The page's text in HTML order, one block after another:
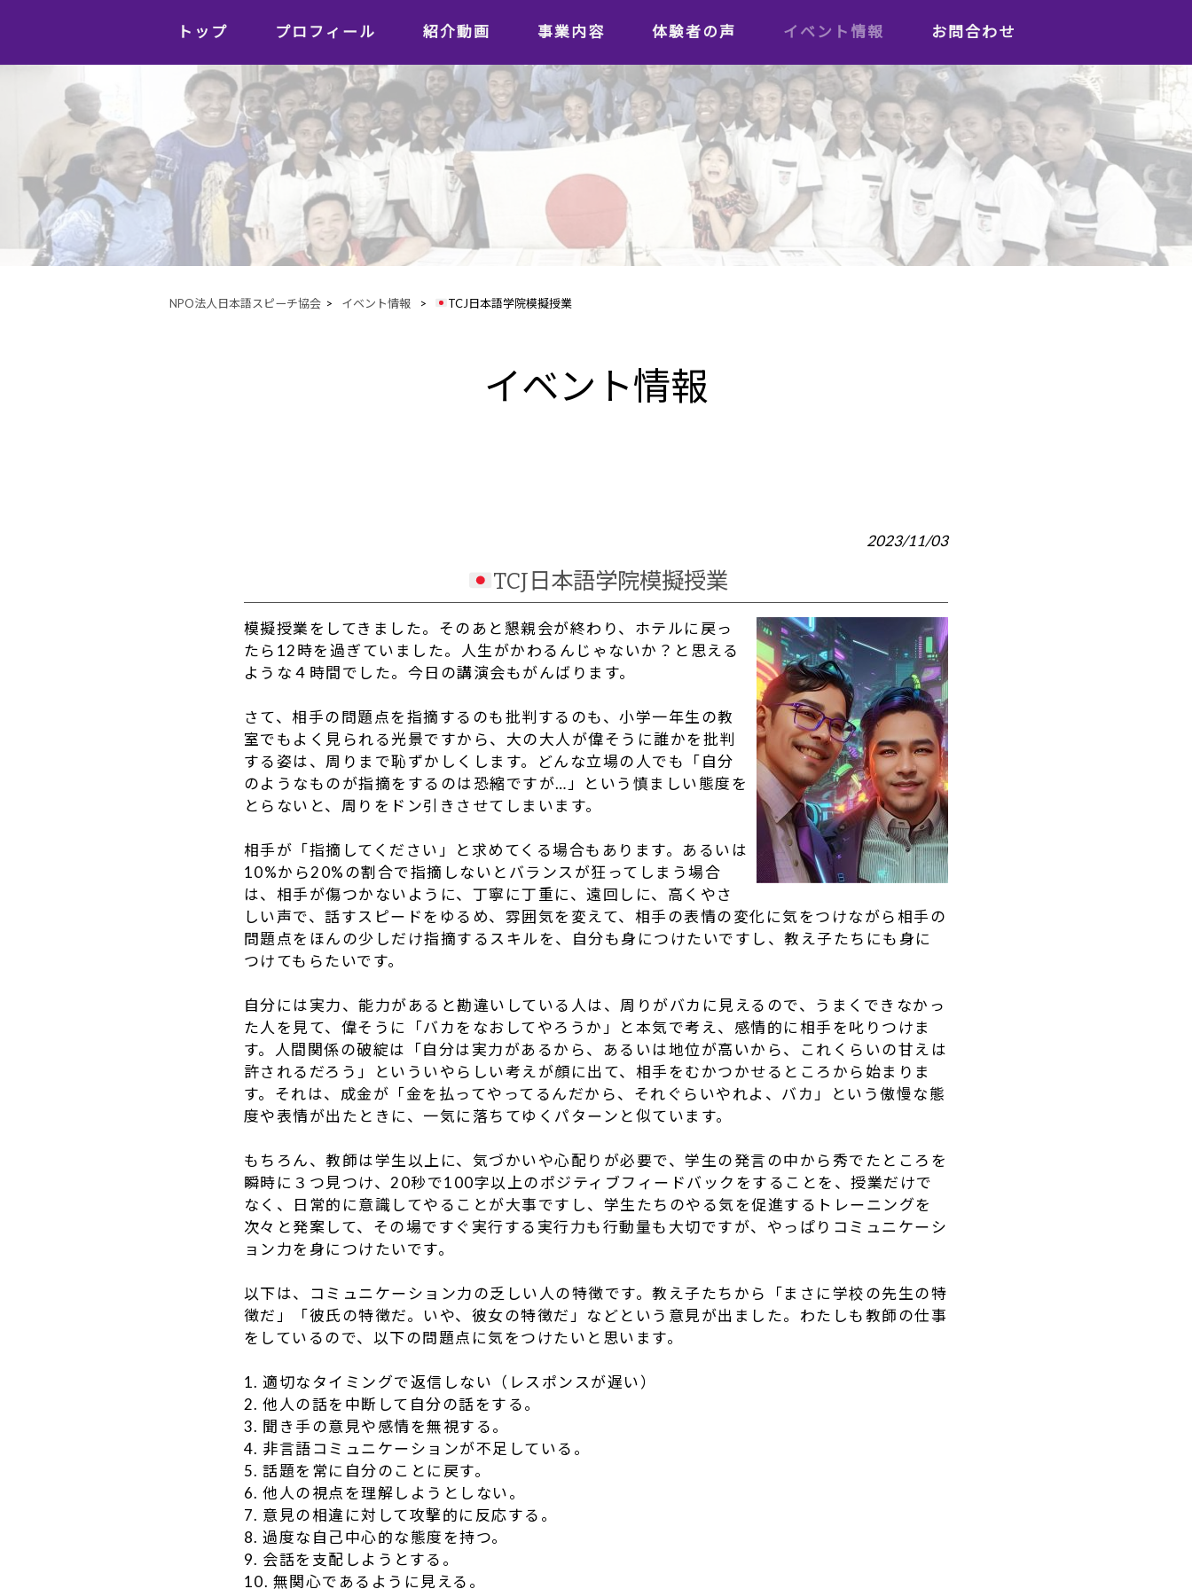
トップ プロフィール 紹介動画 事業内容
体験者の声
学習者の声
日本語教師の声
イベント情報 お問合わせ
NPO法人日本語スピーチ協会 > イベント情報 > TCJ日本語学院模擬授業
イベント情報
2023/11/03
TCJ日本語学院模擬授業
模擬授業をしてきました。そのあと懇親会が終わり、ホテルに戻っ
たら12時を過ぎていました。人生がかわるんじゃないか？と思える
ような４時間でした。今日の講演会もがんばります。
さて、相手の問題点を指摘するのも批判するのも、小学一年生の教
室でもよく見られる光景ですから、大の大人が偉そうに誰かを批判
する姿は、周りまで恥ずかしくします。どんな立場の人でも「自分
のようなものが指摘をするのは恐縮ですが…」という慎ましい態度を
とらないと、周りをドン引きさせてしまいます。
相手が「指摘してください」と求めてくる場合もあります。あるいは
10%から20%の割合で指摘しないとバランスが狂ってしまう場合
は、相手が傷つかないように、丁寧に丁重に、遠回しに、高くやさ
しい声で、話すスピードをゆるめ、雰囲気を変えて、相手の表情の変化に気をつけながら相手の
問題点をほんの少しだけ指摘するスキルを、自分も身につけたいですし、教え子たちにも身に
つけてもらたいです。
自分には実力、能力があると勘違いしている人は、周りがバカに見えるので、うまくできなかっ
た人を見て、偉そうに「バカをなおしてやろうか」と本気で考え、感情的に相手を叱りつけま
す。人間関係の破綻は「自分は実力があるから、あるいは地位が高いから、これくらいの甘えは
許されるだろう」といういやらしい考えが顔に出て、相手をむかつかせるところから始まりま
す。それは、成金が「金を払ってやってるんだから、それぐらいやれよ、バカ」という傲慢な態
度や表情が出たときに、一気に落ちてゆくパターンと似ています。
もちろん、教師は学生以上に、気づかいや心配りが必要で、学生の発言の中から秀でたところを
瞬時に３つ見つけ、20秒で100字以上のポジティブフィードバックをすることを、授業だけで
なく、日常的に意識してやることが大事ですし、学生たちのやる気を促進するトレーニングを
次々と発案して、その場ですぐ実行する実行力も行動量も大切ですが、やっぱりコミュニケーシ
ョン力を身につけたいです。
以下は、コミュニケーション力の乏しい人の特徴です。教え子たちから「まさに学校の先生の特
徴だ」「彼氏の特徴だ。いや、彼女の特徴だ」などという意見が出ました。わたしも教師の仕事
をしているので、以下の問題点に気をつけたいと思います。
1. 適切なタイミングで返信しない（レスポンスが遅い）
2. 他人の話を中断して自分の話をする。
3. 聞き手の意見や感情を無視する。
4. 非言語コミュニケーションが不足している。
5. 話題を常に自分のことに戻す。
6. 他人の視点を理解しようとしない。
7. 意見の相違に対して攻撃的に反応する。
8. 過度な自己中心的な態度を持つ。
9. 会話を支配しようとする。
10. 無関心であるように見える。